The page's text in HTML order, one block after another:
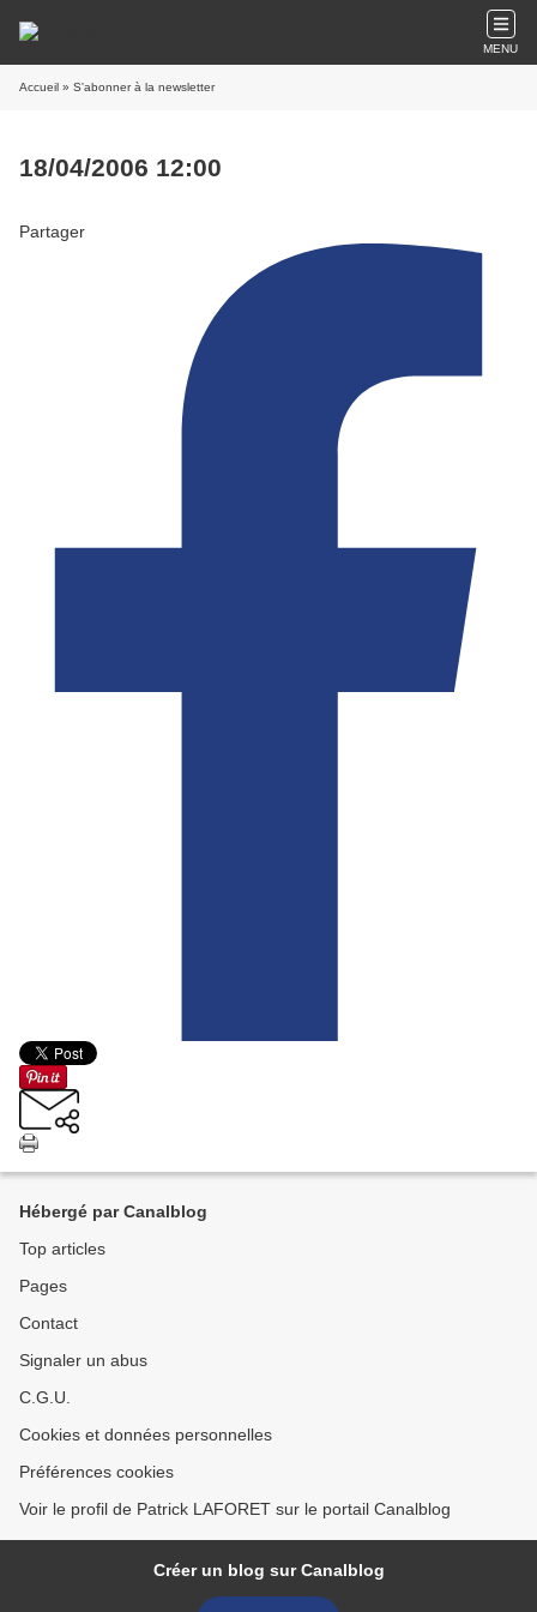
MENU
Accueil » S'abonner à la newsletter
18/04/2006 12:00
Partager
Hébergé par Canalblog
Top articles
Pages
Contact
Signaler un abus
C.G.U.
Cookies et données personnelles
Préférences cookies
Voir le profil de Patrick LAFORET sur le portail Canalblog
Créer un blog sur Canalblog